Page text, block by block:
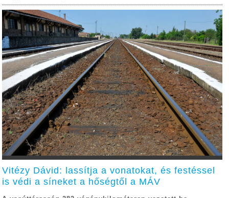
Vitézy Dávid: lassítja a vonatokat, és festéssel
is védi a síneket a hőségtől a MÁV